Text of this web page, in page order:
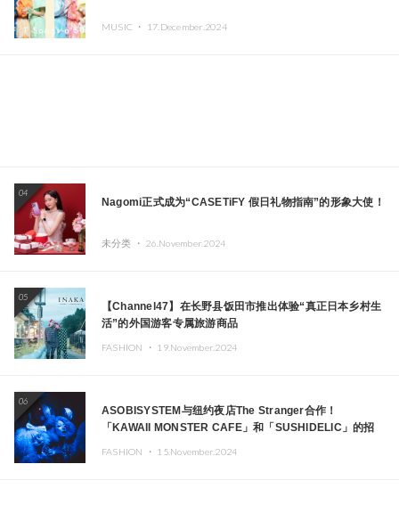
MUSIC ・ 17.December.2024
04
Nagomi正式成为“CASETiFY 假日礼物指南”的形象大使！
未分类 ・ 26.November.2024
05
【Channel47】在长野县饭田市推出体验“真正日本乡村生
活”的外国游客专属旅游商品
FASHION ・ 19.November.2024
06
ASOBISYSTEM与纽约夜店The Stranger合作！
「KAWAII MONSTER CAFE」和「SUSHIDELIC」的招
FASHION ・ 15.November.2024